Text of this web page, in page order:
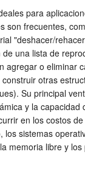
para
son frecuentes,
"deshacer/
una lista de
agregar o eliminar
otras
Su principal
y la capacidad
en los costos
los sistemas
memoria libre y los